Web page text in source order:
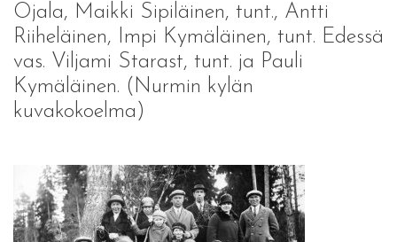
Ojala, Maikki Sipiläinen, tunt., Antti
Riiheläinen, Impi Kymäläinen, tunt. Edessä
vas. Viljami Starast, tunt. ja Pauli
Kymäläinen. (Nurmin kylän
kuvakokoelma)